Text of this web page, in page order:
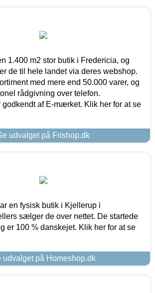
1.400 m2 stor butik i Fredericia, og
de til hele landet via deres webshop.
med mere end 50.000 varer, og
rådgivning over telefon.
godkendt af E-mærket. Klik her for at se
udvalget på Frishop.dk
en fysisk butik i Kjellerup i
sælger de over nettet. De startede
er 100 % danskejet. Klik her for at se
udvalget på Homeshop.dk